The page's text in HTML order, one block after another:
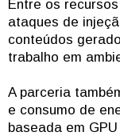
Entre os
ataques de
conteúdos
trabalho em
A parceria
e consumo de
baseada em